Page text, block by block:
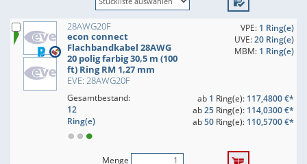
28AWG20F
econ connect
Flachbandkabel 28AWG
20 polig farbig 30,5 m (100
ft) Ring RM 1,27 mm
EVE: 28AWG20F
VPE: 1 Ring(e)
UVE:20 Ring(e)
MBM: 1 Ring(e)
Gesamtbestand:
12
Ring(e)
ab 1 Ring(e): 117,4800 €*
ab25Ring(e): 114,0300 €*
ab50Ring(e): 110,5700 €*
Menge